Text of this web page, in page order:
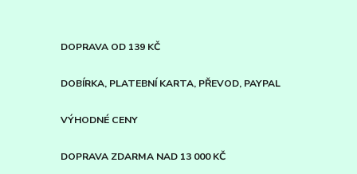
DOPRAVA OD 139 KČ
DOBÍRKA, PLATEBNÍ KARTA, PŘEVOD, PAYPAL
VÝHODNÉ CENY
DOPRAVA ZDARMA NAD 13 000 KČ